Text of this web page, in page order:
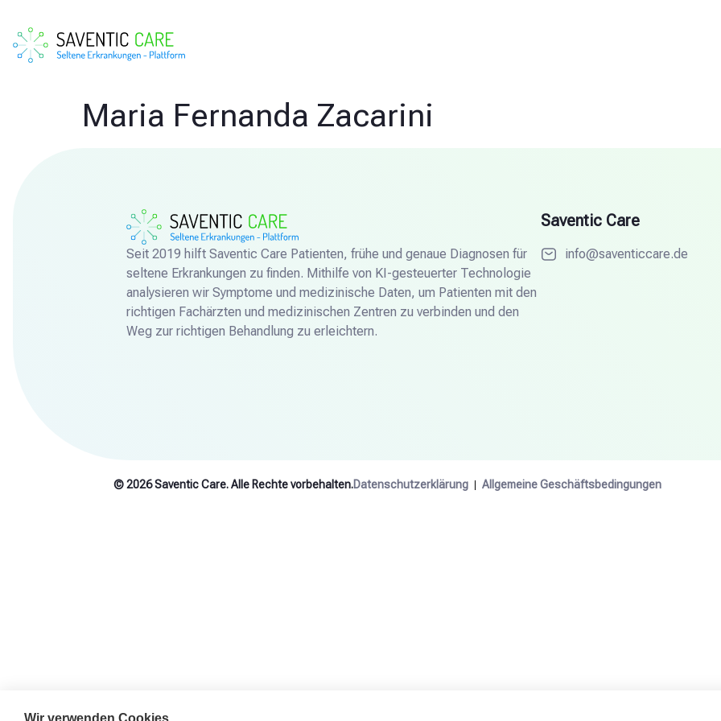
Maria Fernanda Zacarini
Seit 2019 hilft Saventic Care Patienten, frühe und genaue Diagnosen für
seltene Erkrankungen zu finden. Mithilfe von KI-gesteuerter Technologie
analysieren wir Symptome und medizinische Daten, um Patienten mit den
richtigen Fachärzten und medizinischen Zentren zu verbinden und den
Weg zur richtigen Behandlung zu erleichtern.
Saventic Care
info@saventiccare.de
© 2026 Saventic Care. Alle Rechte vorbehalten.Datenschutzerklärung Allgemeine Geschäftsbedingungen
Wir verwenden Cookies